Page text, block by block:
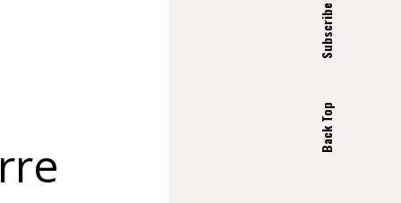
Back Top
Subscribe